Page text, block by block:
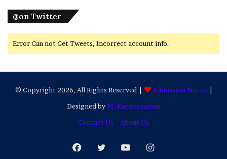
@on Twitter
Error Can not Get Tweets, Incorrect account info.
© Copyright 2026, All Rights Reserved | Admission Notice|
Designed byM. Kamruzzaman
Contact Us
About Us
FacebookTwitter YouTubeInstagram